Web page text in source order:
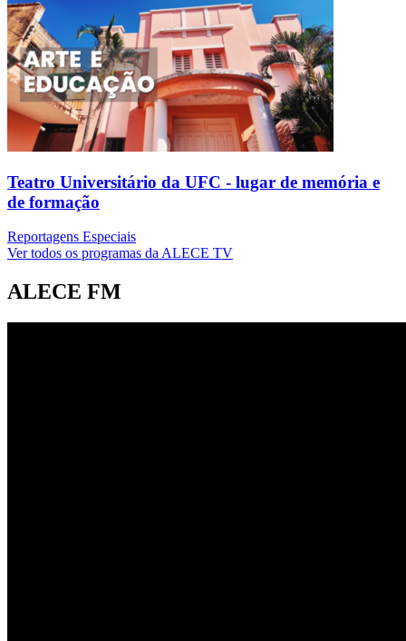
Teatro Universitário da UFC - lugar de memória e
de formação
Reportagens Especiais
Ver todos os programas da ALECE TV
ALECE FM